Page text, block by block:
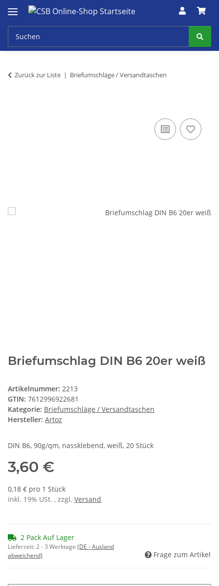
Zurück zur Liste Briefumschläge / Versandtaschen
Briefumschlag DIN B6 20er weiß
Artikelnummer: 2213
GTIN: 7612996922681
Kategorie: Briefumschläge / Versandtaschen
Hersteller: Artoz
DIN B6, 90g/qm, nassklebend, weiß, 20 Stück
3,60 €
0,18 € pro 1 Stück
inkl. 19% USt. , zzgl. Versand
2 Pack Auf Lager
Lieferzeit:2 - 3 Werktage (DE - Ausland
abweichend)
Frage zum Artikel